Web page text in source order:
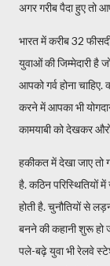
अगर गरीब पैदा हुए तो
भारत में करीब 32
युवाओं की जिम्मेदारी है
आपको गर्व होना
करने में आपका भी
कामयाबी को देखकर
हकीकत में देखा जाए तो
है. कठिन परिस्थितियों
होती है. चुनौतियों से
बनने की कहानी शुरू हो
पले-बढ़े युवा भी रेलवे